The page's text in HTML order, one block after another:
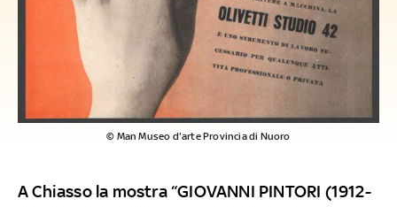
© Man Museo d'arte Provincia di Nuoro
A Chiasso la mostra “GIOVANNI PINTORI (1912-